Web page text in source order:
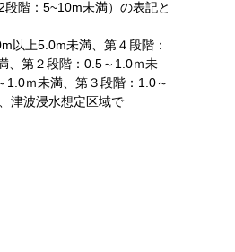
階：5~10m未満）の表記と
以上5.0m未満、第４段階：
、第２段階：0.5～1.0ｍ未
ｍ未満、第３段階：1.0～
津波浸水想定区域で